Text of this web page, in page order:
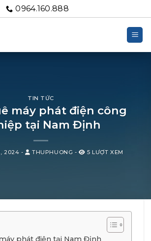
0964.160.888
TIN TỨC
máy phát điện công
tại Nam Định
2024 - THUPHUONG - 5 LƯỢT XEM
phát điện tại Nam Định